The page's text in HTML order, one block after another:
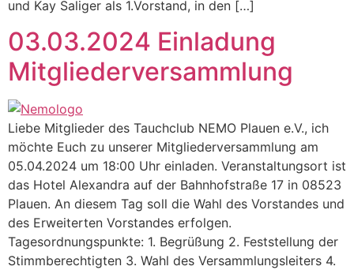
und Kay Saliger als 1.Vorstand, in den […]
03.03.2024 Einladung
Mitgliederversammlung
Liebe Mitglieder des Tauchclub NEMO Plauen e.V., ich
möchte Euch zu unserer Mitgliederversammlung am
05.04.2024 um 18:00 Uhr einladen. Veranstaltungsort ist
das Hotel Alexandra auf der Bahnhofstraße 17 in 08523
Plauen. An diesem Tag soll die Wahl des Vorstandes und
des Erweiterten Vorstandes erfolgen.
Tagesordnungspunkte: 1. Begrüßung 2. Feststellung der
Stimmberechtigten 3. Wahl des Versammlungsleiters 4.